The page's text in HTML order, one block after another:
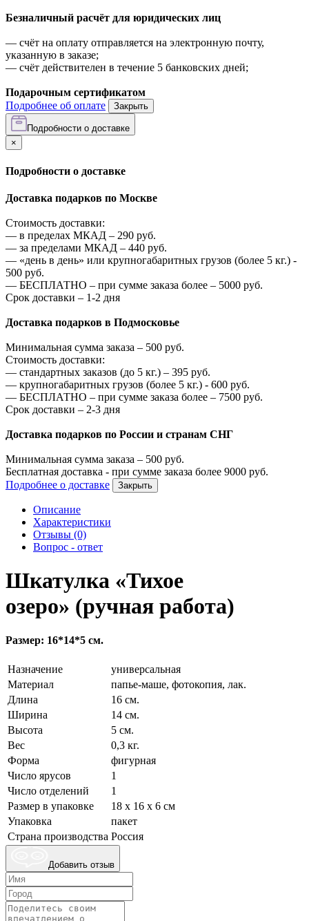
Безналичный расчёт для юридических лиц
— счёт на оплату отправляется на электронную почту,
указанную в заказе;
— счёт действителен в течение 5 банковских дней;
Подарочным сертификатом
Подробнее об оплате
Закрыть
Подробности о доставке
×
Подробности о доставке
Доставка подарков по Москве
Стоимость доставки:
— в пределах МКАД – 290 руб.
— за пределами МКАД – 440 руб.
— «день в день» или крупногабаритных грузов (более 5 кг.) -
500 руб.
— БЕСПЛАТНО – при сумме заказа более – 5000 руб.
Срок доставки – 1-2 дня
Доставка подарков в Подмосковье
Минимальная сумма заказа – 500 руб.
Стоимость доставки:
— стандартных заказов (до 5 кг.) – 395 руб.
— крупногабаритных грузов (более 5 кг.) - 600 руб.
— БЕСПЛАТНО – при сумме заказа более – 7500 руб.
Срок доставки – 2-3 дня
Доставка подарков по России и странам СНГ
Минимальная сумма заказа – 500 руб.
Бесплатная доставка - при сумме заказа более 9000 руб.
Подробнее о доставке
Закрыть
Описание
Характеристики
Отзывы (0)
Вопрос - ответ
Шкатулка «Тихое
озеро» (ручная работа)
Размер: 16*14*5 см.
Назначение
универсальная
Материал
папье-маше, фотокопия, лак.
Длина
16 см.
Ширина
14 см.
Высота
5 см.
Вес
0,3 кг.
Форма
фигурная
Число ярусов
1
Число отделений
1
Размер в упаковке
18 х 16 х 6 см
Упаковка
пакет
Страна производства Россия
Добавить отзыв